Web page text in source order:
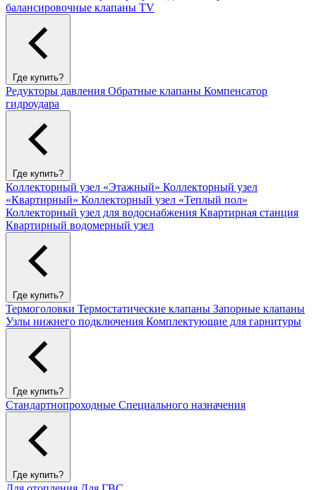
балансировочные клапаны TV
Где купить?
Редукторы давления Обратные клапаны Компенсатор
гидроудара
Где купить?
Коллекторный узел «Этажный» Коллекторный узел
«Квартирный» Коллекторный узел «Теплый пол»
Коллекторный узел для водоснабжения Квартирная станция
Квартирный водомерный узел
Где купить?
Термоголовки Термостатические клапаны Запорные клапаны
Узлы нижнего подключения Комплектующие для гарнитуры
Где купить?
Стандартнопроходные Специального назначения
Где купить?